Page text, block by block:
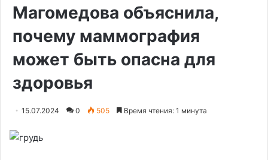
Магомедова объяснила,
почему маммография
может быть опасна для
здоровья
15.07.2024 0 505 Время чтения: 1 минута